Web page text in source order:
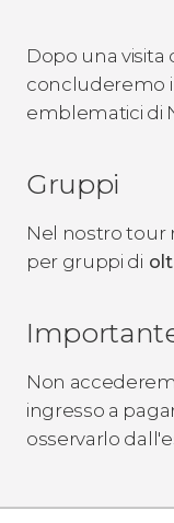
Dopo una visita
concluderemo
emblematici di
Gruppi
Nel nostro tour
per gruppi di
Non
ingresso a
osservarlo